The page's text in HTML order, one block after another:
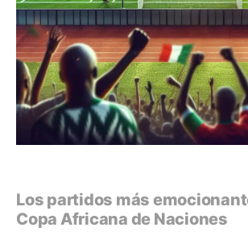
Los partidos más
Copa Africana de Naciones